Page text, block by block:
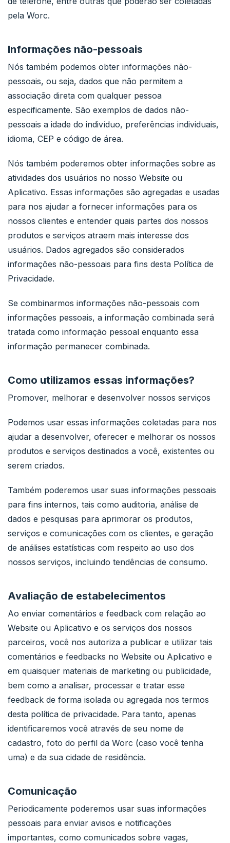
pela Worc.
Informações não-pessoais
Nós também podemos obter informações não-
pessoais, ou seja, dados que não permitem a
associação direta com qualquer pessoa
especificamente. São exemplos de dados não-
pessoais a idade do indivíduo, preferências individuais,
idioma, CEP e código de área.
Nós também poderemos obter informações sobre as
atividades dos usuários no nosso Website ou
Aplicativo. Essas informações são agregadas e usadas
para nos ajudar a fornecer informações para os
nossos clientes e entender quais partes dos nossos
produtos e serviços atraem mais interesse dos
usuários. Dados agregados são considerados
informações não-pessoais para fins desta Política de
Privacidade.
Se combinarmos informações não-pessoais com
informações pessoais, a informação combinada será
tratada como informação pessoal enquanto essa
informação permanecer combinada.
Como utilizamos essas informações?
Promover, melhorar e desenvolver nossos serviços
Podemos usar essas informações coletadas para nos
ajudar a desenvolver, oferecer e melhorar os nossos
produtos e serviços destinados a você, existentes ou
serem criados.
Também poderemos usar suas informações pessoais
para fins internos, tais como auditoria, análise de
dados e pesquisas para aprimorar os produtos,
serviços e comunicações com os clientes, e geração
de análises estatísticas com respeito ao uso dos
nossos serviços, incluindo tendências de consumo.
Avaliação de estabelecimentos
Ao enviar comentários e feedback com relação ao
Website ou Aplicativo e os serviços dos nossos
parceiros, você nos autoriza a publicar e utilizar tais
comentários e feedbacks no Website ou Aplicativo e
em quaisquer materiais de marketing ou publicidade,
bem como a analisar, processar e tratar esse
feedback de forma isolada ou agregada nos termos
desta política de privacidade. Para tanto, apenas
identificaremos você através de seu nome de
cadastro, foto do perfil da Worc (caso você tenha
uma) e da sua cidade de residência.
Comunicação
Periodicamente poderemos usar suas informações
pessoais para enviar avisos e notificações
importantes, como comunicados sobre vagas,